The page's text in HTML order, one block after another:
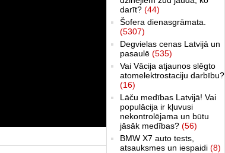
darīt? (44)
Šofera dienasgrāmata.
(5307)
Degvielas cenas Latvijā un
pasaulē (535)
Vai Vācija atjaunos slēgto
atomelektrostaciju darbību?
(16)
Lāču medības Latvijā! Vai
populācija ir kļuvusi
nekontrolējama un būtu
jāsāk medības? (56)
BMW X7 auto tests,
atsauksmes un iespaidi (8)